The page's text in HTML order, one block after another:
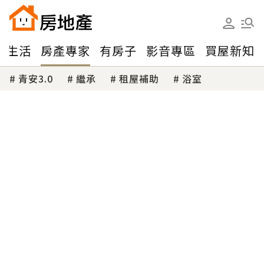
生活 房產專家 有房子 影音專區 買屋新知
青安3.0 繼承 租屋補助 浴室